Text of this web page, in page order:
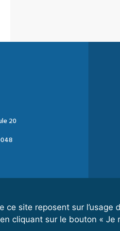
ce site reposent sur
cliquant sur le bouton « Je
20
: